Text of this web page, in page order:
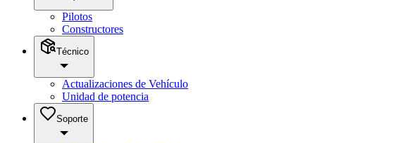
Pilotos
Constructores
Técnico
Actualizaciones de Vehículo
Unidad de potencia
Soporte